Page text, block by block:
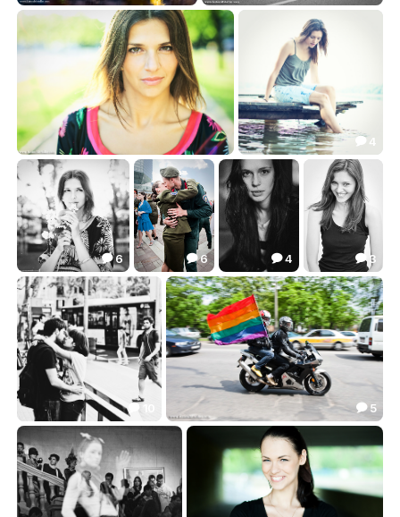
Гроза в Минске.
4.21
***
8.71
***
7.18
***
32.33
 4
Настя
34.46
 6
Поцелуй у Библиотеки...
 10.27
 6
Tania
19.51
 4
Оля )
4.34
 3
just a...
38.81

В Минске был Гей-парад.
 5